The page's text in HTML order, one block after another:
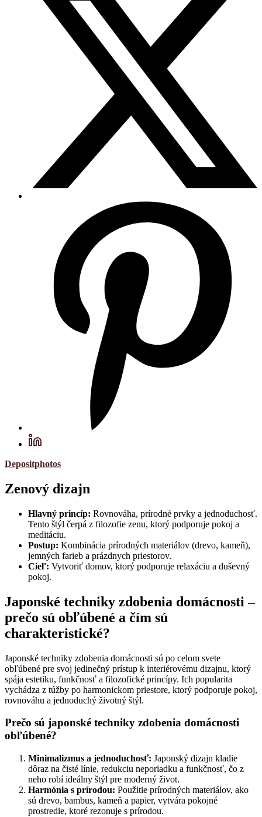
Depositphotos
Zenový dizajn
Hlavný princíp: Rovnováha, prírodné prvky a jednoduchosť.
Tento štýl čerpá z filozofie zenu, ktorý podporuje pokoj a
meditáciu.
Postup: Kombinácia prírodných materiálov (drevo, kameň),
jemných farieb a prázdnych priestorov.
Cieľ: Vytvoriť domov, ktorý podporuje relaxáciu a duševný
pokoj.
Japonské techniky zdobenia domácnosti –
prečo sú obľúbené a čím sú
charakteristické?
Japonské techniky zdobenia domácnosti sú po celom svete
obľúbené pre svoj jedinečný prístup k interiérovému dizajnu, ktorý
spája estetiku, funkčnosť a filozofické princípy. Ich popularita
vychádza z túžby po harmonickom priestore, ktorý podporuje pokoj,
rovnováhu a jednoduchý životný štýl.
Prečo sú japonské techniky zdobenia domácnosti
obľúbené?
Minimalizmus a jednoduchosť: Japonský dizajn kladie
dôraz na čisté línie, redukciu neporiadku a funkčnosť, čo z
neho robí ideálny štýl pre moderný život.
Harmónia s prírodou: Použitie prírodných materiálov, ako
sú drevo, bambus, kameň a papier, vytvára pokojné
prostredie, ktoré rezonuje s prírodou.